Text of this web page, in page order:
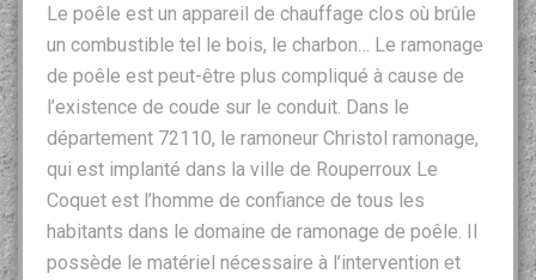
Le poêle est un appareil de chauffage clos où brûle
un combustible tel le bois, le charbon… Le ramonage
de poêle est peut-être plus compliqué à cause de
l’existence de coude sur le conduit. Dans le
département 72110, le ramoneur Christol ramonage,
qui est implanté dans la ville de Rouperroux Le
Coquet est l’homme de confiance de tous les
habitants dans le domaine de ramonage de poêle. Il
possède le matériel nécessaire à l’intervention et